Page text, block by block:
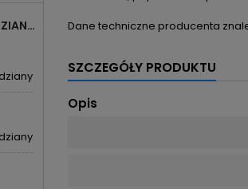
PRZEWÓD MIEDZIANY YDYP DRUT 3X1,5MM2 ŻO 450/750V
Dane techniczne producenta
SZCZEGÓŁY PRODUKTU
Opis